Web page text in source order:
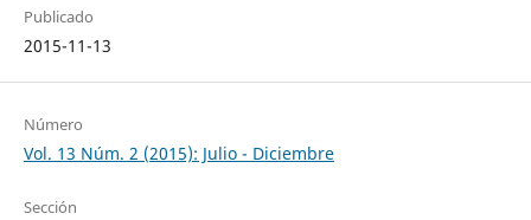
Publicado
2015-11-13
Número
Vol. 13 Núm. 2 (2015): Julio - Diciembre
Sección